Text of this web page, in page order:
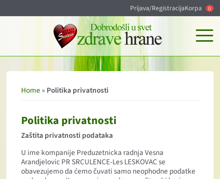
Prijava/RegistracijaKorpa 0
Home » Politika privatnosti
Politika privatnosti
Zaštita privatnosti podataka
U ime kompanije Preduzetnicka radnja Vesna
Arandjelovic PR SRCULENCE-Les LESKOVAC se
obavezujemo da ćemo čuvati samo neophodne podatke